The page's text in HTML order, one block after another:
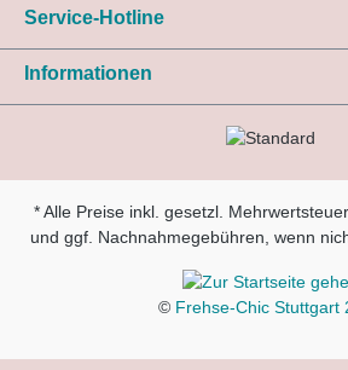
Service-Hotline
Informationen
* Alle Preise inkl. gesetzl.
und ggf. Nachnahmegebühren, wenn
© Frehse-Chic Stuttgart